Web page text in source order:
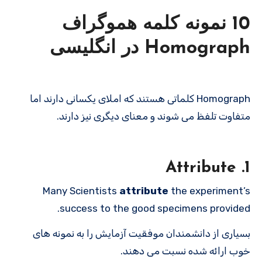
10 نمونه کلمه هموگراف
Homograph در انگلیسی
Homograph کلماتی هستند که املای یکسانی دارند اما
متفاوت تلفظ می شوند و معنای دیگری نیز دارند.
1. Attribute
Many Scientists attribute the experiment’s
success to the good specimens provided.
بسیاری از دانشمندان موفقیت آزمایش را به نمونه های
خوب ارائه شده نسبت می دهند.